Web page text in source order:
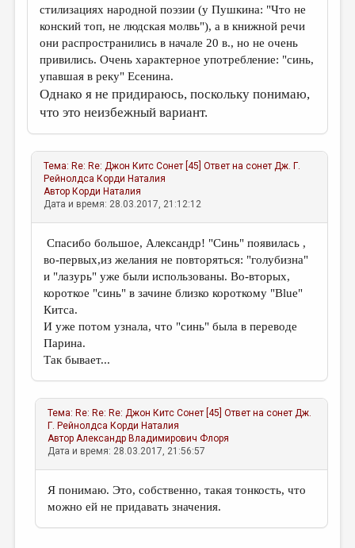
стилизациях народной поэзии (у Пушкина: "Что не
конский топ, не людская молвь"), а в книжной речи
они распространились в начале 20 в., но не очень
привились. Очень характерное употребление: "синь,
упавшая в реку" Есенина.
Однако я не придираюсь, поскольку понимаю,
что это неизбежный вариант.
Тема: Re: Re: Джон Китс Сонет [45] Ответ на сонет Дж. Г.
Рейнолдса Корди Наталия
Автор Корди Наталия
Дата и время: 28.03.2017, 21:12:12
Спасибо большое, Александр! "Синь" появилась ,
во-первых,из желания не повторяться: "голубизна"
и "лазурь" уже были использованы. Во-вторых,
короткое "синь" в зачине близко короткому "Blue"
Китса.
И уже потом узнала, что "синь" была в переводе
Парина.
Так бывает...
Тема: Re: Re: Re: Джон Китс Сонет [45] Ответ на сонет Дж.
Г. Рейнолдса Корди Наталия
АвторАлександр Владимирович Флоря
Дата и время: 28.03.2017, 21:56:57
Я понимаю. Это, собственно, такая тонкость, что
можно ей не придавать значения.